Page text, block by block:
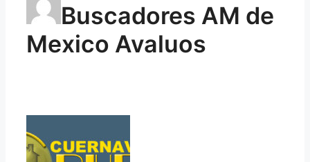
Buscadores AM de
Mexico Avaluos